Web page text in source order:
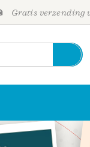
Gratis verzending